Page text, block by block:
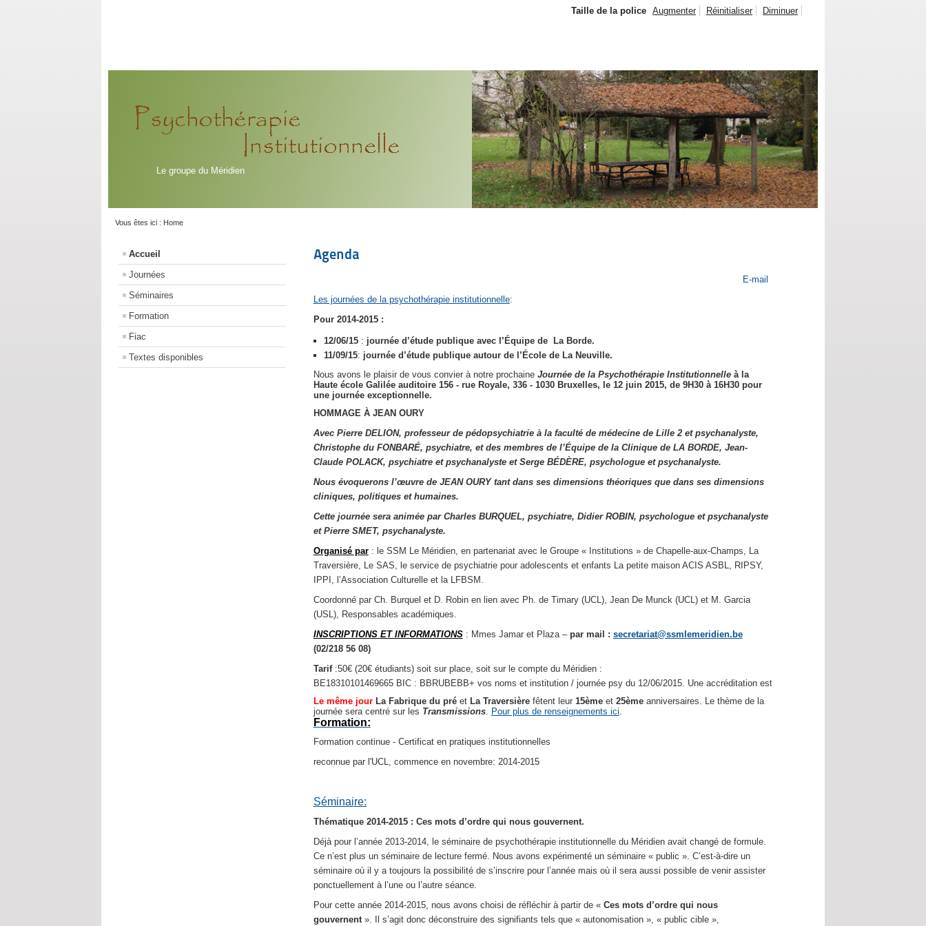
Le groupe du Méridien
Taille de la police Augmenter Réinitialiser Diminuer
Vous êtes ici : Home
Accueil
Journées
Séminaires
Formation
Fiac
Textes disponibles
Agenda
E-mail
Les journées de la psychothérapie institutionnelle:
Pour 2014-2015 :
12/06/15: journée d’étude publique avec l’Équipe de La Borde.
11/09/15: journée d’étude publique autour de l’École de La Neuville.
Nous avons le plaisir de vous convier à notre prochaine Journée de la Psychothérapie Institutionnelleà la
Haute école Galilée​ ​auditoire 156​ ​- rue Royale, 336 - 1030 Bruxelles, le 12 juin 2015, de 9H30 à 16H30 pour
une journée exceptionnelle.
HOMMAGE À JEAN OURY
Avec Pierre DELION, professeur de pédopsychiatrie à la faculté de médecine de Lille 2 et psychanalyste,
Christophe du FONBARÉ, psychiatre, et des membres de l’Équipe de la Clinique de LA BORDE, Jean-
Claude POLACK, psychiatre et psychanalyste et Serge BÉDÈRE, psychologue et psychanalyste.
Nous évoquerons l’œuvre de JEAN OURY tant dans ses dimensions théoriques que dans ses dimensions
cliniques, politiques et humaines.
Cette journée sera animée par Charles BURQUEL, psychiatre, Didier ROBIN, psychologue et psychanalyste
et Pierre SMET, psychanalyste.
Organisé par: le SSM Le Méridien, en partenariat avec le Groupe « Institutions » de Chapelle-aux-Champs, La
Traversière, Le SAS, le service de psychiatrie pour adolescents et enfants La petite maison ACIS ASBL, RIPSY,
IPPI, l’Association Culturelle et la LFBSM.
Coordonné par Ch. Burquel et D. Robin en lien avec Ph. de Timary (UCL), Jean De Munck (UCL) et M. Garcia
(USL), Responsables académiques.
INSCRIPTIONS ET INFORMATIONS: Mmes Jamar et Plaza – par mail : secretariat@ssmlemeridien.be
(02/218 56 08)
Tarif:50€ (20€ étudiants) soit sur place, soit sur le compte du Méridien :
BE18310101469665 BIC : BBRUBEBB+ vos noms et institution / journée psy du 12/06/2015. Une accréditation est demandée.
Le même jour La Fabrique du préet La Traversièrefêtent leur 15èmeet 25èmeanniversaires. Le thème de la
journée sera centré sur les Transmissions. Pour plus de renseignements ici.
Formation:
Formation continue - Certificat en pratiques institutionnelles
reconnue par l'UCL, commence en novembre: 2014-2015
Séminaire:
Thématique 2014-2015 : Ces mots d’ordre qui nous gouvernent.
Déjà pour l’année 2013-2014, le séminaire de psychothérapie institutionnelle du Méridien avait changé de formule.
Ce n’est plus un séminaire de lecture fermé. Nous avons expérimenté un séminaire « public ». C’est-à-dire un
séminaire où il y a toujours la possibilité de s’inscrire pour l’année mais où il sera aussi possible de venir assister
ponctuellement à l’une ou l’autre séance.
Pour cette année 2014-2015, nous avons choisi de réfléchir à partir de «Ces mots d’ordre qui nous
gouvernent ». Il s’agit donc déconstruire des signifiants tels que « autonomisation », « public cible »,